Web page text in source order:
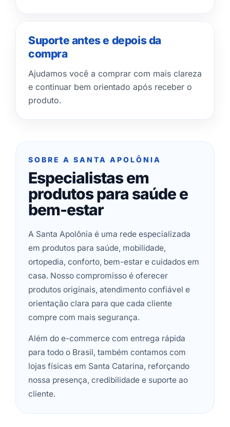
Suporte antes e depois da
compra
Ajudamos você a comprar com mais clareza
e continuar bem orientado após receber o
produto.
SOBRE A SANTA APOLÔNIA
Especialistas em
produtos para saúde e
bem-estar
A Santa Apolônia é uma rede especializada
em produtos para saúde, mobilidade,
ortopedia, conforto, bem-estar e cuidados em
casa. Nosso compromisso é oferecer
produtos originais, atendimento confiável e
orientação clara para que cada cliente
compre com mais segurança.
Além do e-commerce com entrega rápida
para todo o Brasil, também contamos com
lojas físicas em Santa Catarina, reforçando
nossa presença, credibilidade e suporte ao
cliente.